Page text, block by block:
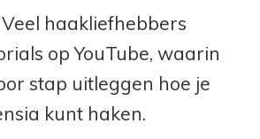
haakliefhebbers
op YouTube, waarin
stap uitleggen hoe je
kunt haken.